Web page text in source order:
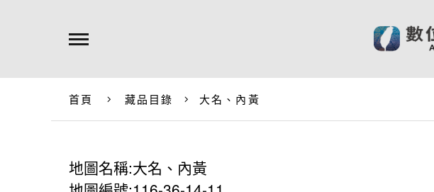
首頁 藏品目錄 大名、內黃
地圖名稱:大名、內黃